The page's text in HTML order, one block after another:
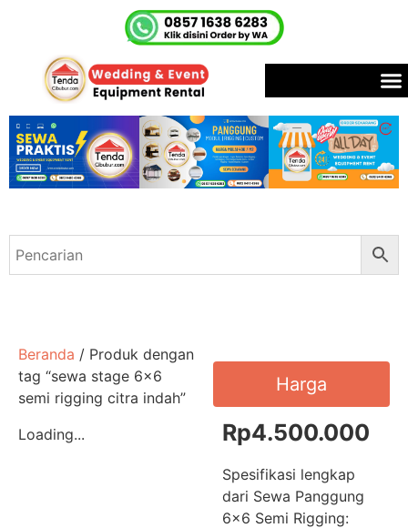
Beranda / Produk dengan
tag “sewa stage 6x6
semi rigging citra indah”
Loading...
Harga
Rp4.500.000
Spesifikasi lengkap
dari Sewa Panggung
6×6 Semi Rigging: